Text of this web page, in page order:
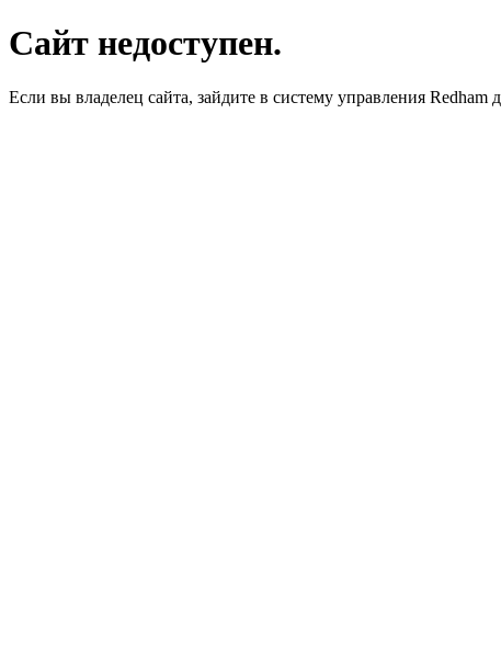
Сайт недоступен.
Если вы владелец сайта, зайдите в систему управления